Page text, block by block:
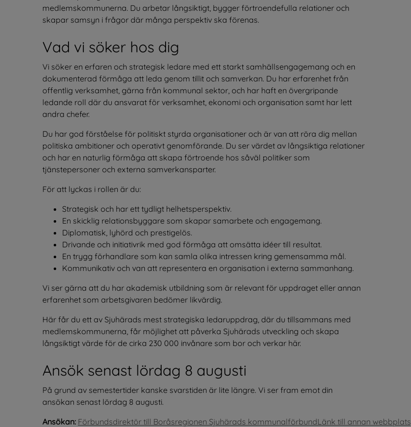
medlemskommunerna. Du arbetar långsiktigt, bygger förtroendefulla relationer och
skapar samsyn i frågor där många perspektiv ska förenas.
Vad vi söker hos dig
Vi söker en erfaren och strategisk ledare med ett starkt samhällsengagemang och en
dokumenterad förmåga att leda genom tillit och samverkan. Du har erfarenhet från
offentlig verksamhet, gärna från kommunal sektor, och har haft en övergripande
ledande roll där du ansvarat för verksamhet, ekonomi och organisation samt har lett
andra chefer.
Du har god förståelse för politiskt styrda organisationer och är van att röra dig mellan
politiska ambitioner och operativt genomförande. Du ser värdet av långsiktiga relationer
och har en naturlig förmåga att skapa förtroende hos såväl politiker som
tjänstepersoner och externa samverkansparter.
För att lyckas i rollen är du:
Strategisk och har ett tydligt helhetsperspektiv.
En skicklig relationsbyggare som skapar samarbete och engagemang.
Diplomatisk, lyhörd och prestigelös.
Drivande och initiativrik med god förmåga att omsätta idéer till resultat.
En trygg förhandlare som kan samla olika intressen kring gemensamma mål.
Kommunikativ och van att representera en organisation i externa sammanhang.
Vi ser gärna att du har akademisk utbildning som är relevant för uppdraget eller annan
erfarenhet som arbetsgivaren bedömer likvärdig.
Här får du ett av Sjuhärads mest strategiska ledaruppdrag, där du tillsammans med
medlemskommunerna, får möjlighet att påverka Sjuhärads utveckling och skapa
långsiktigt värde för de cirka 230 000 invånare som bor och verkar här.
Ansök senast lördag 8 augusti
På grund av semestertider kanske svarstiden är lite längre. Vi ser fram emot din
ansökan senast lördag 8 augusti.
Ansökan: Förbundsdirektör till Boråsregionen Sjuhärads kommunalförbundLänk till annan webbplats,